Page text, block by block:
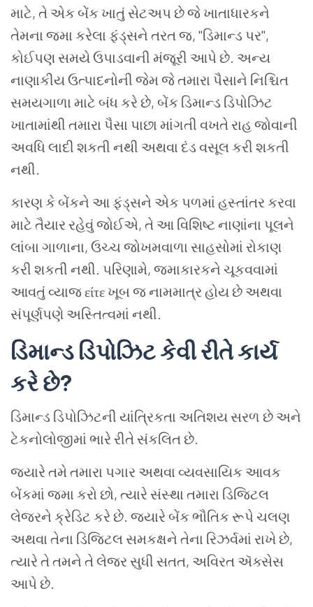
માટે, તે એક બેંક ખાતું સેટઅપ છે જે ખાતાધારકને
તેમના જમા કરેલા ફંડ્સને તરત જ, "ડિમાન્ડ પર",
કોઈપણ સમયે ઉપાડવાની મંજૂરી આપે છે. અન્ય
નાણાકીય ઉત્પાદનોની જેમ જે તમારા પૈસાને નિશ્ચિત
સમયગાળા માટે બંધ કરે છે, બેંક ડિમાન્ડ ડિપોઝિટ
ખાતામાંથી તમારા પૈસા પાછા માંગતી વખતે રાહ જોવાની
અવધિ લાદી શકતી નથી અથવા દંડ વસૂલ કરી શકતી
નથી.
કારણ કે બેંકને આ ફંડ્સને એક પળમાં હસ્તાંતર કરવા
માટે તૈયાર રહેવું જોઈએ, તે આ વિશિષ્ટ નાણાંના પૂલને
લાંબા ગાળાના, ઉચ્ચ જોખમવાળા સાહસોમાં રોકાણ
કરી શકતી નથી. પરિણામે, જમાકારકને ચૂકવવામાં
આવતું વ્યાજ είτε ખૂબ જ નામમાત્ર હોય છે અથવા
સંપૂર્ણપણે અસ્તિત્વમાં નથી.
ડિમાન્ડ ડિપોઝિટ કેવી રીતે કાર્ય
કરે છે?
ડિમાન્ડ ડિપોઝિટની યાંત્રિકતા અતિશય સરળ છે અને
ટેકનોલોજીમાં ભારે રીતે સંકલિત છે.
જ્યારે તમે તમારા પગાર અથવા વ્યવસાયિક આવક
બેંકમાં જમા કરો છો, ત્યારે સંસ્થા તમારા ડિજિટલ
લેજરને ક્રેડિટ કરે છે. જ્યારે બેંક ભૌતિક રૂપે ચલણ
અથવા તેના ડિજિટલ સમકક્ષને તેના રિઝર્વમાં રાખે છે,
ત્યારે તે તમને તે લેજર સુધી સતત, અવિરત ઍક્સેસ
આપે છે.